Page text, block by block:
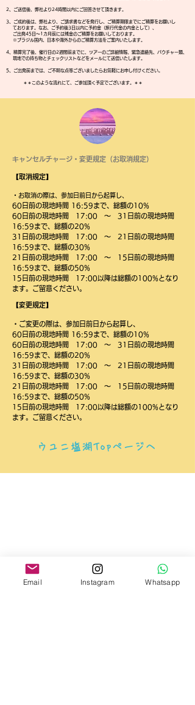
2、ご送信後、弊社より24時間以内にご回答させて頂きます。
3、ご成約後は、弊社より、ご請求書などを発行し、ご精算期限までにご精算をお願いし
ております。なお、ご予約後3日以内に予約金（旅行代金の内金として）、
ご出発45日～1カ月前には残金のご精算をお願いしております。
※ブラジル国内、日本や海外からのご精算方法をご案内いたします。
4、精算完了後、催行日の2週間前までに、ツアーのご詳細情報、緊急連絡先、バウチャー類、
現地での持ち物とチェックリストなどをメールにて送信いたします。
5、ご出発前までは、ご不明な点等ございましたらお気軽にお申し付けください。
＊＊このような流れにて、ご参加頂く予定でございます。＊＊
​キャンセルチャージ・変更規定（お取消規定）
【取消規定】
・お取消の際は、参加日前日から起算し、
60日前の現地時間 16:59まで、総額の10%
60日前の現地時間 17:00 ～ 31日前の現地時間
16:59まで、総額の20%
31日前の現地時間 17:00 ～ 21日前の現地時間
16:59まで、総額の30%
21日前の現地時間 17:00 ～ 15日前の現地時間
16:59まで、総額の50%
15日前の現地時間 17:00以降は総額の100%となり
ます。ご留意ください。
【​変更規定】
・ご変更の際は、参加日前日から起算し、
60日前の現地時間 16:59まで、総額の10%
60日前の現地時間 17:00 ～ 31日前の現地時間
16:59まで、総額の20%
31日前の現地時間 17:00 ～ 21日前の現地時間
16:59まで、総額の30%
21日前の現地時間 17:00 ～ 15日前の現地時間
16:59まで、総額の50%
15日前の現地時間 17:00以降は総額の100%となり
ます。ご留意ください。
ウユニ塩湖Topページへ
Email Instagram Whatsapp